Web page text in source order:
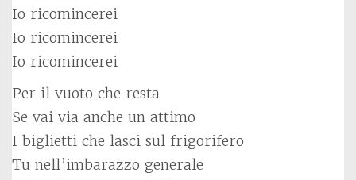
Io ricomincerei
Io ricomincerei
Io ricomincerei
Per il vuoto che resta
Se vai via anche un attimo
I biglietti che lasci sul frigorifero
Tu nell’imbarazzo generale